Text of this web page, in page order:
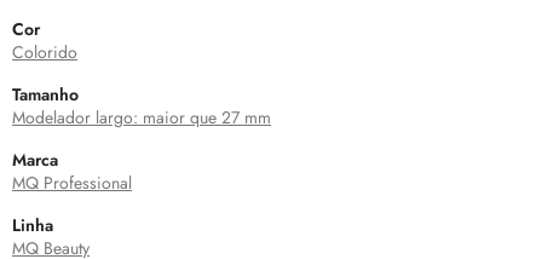
Cor
Colorido
Tamanho
Modelador largo: maior que 27 mm
Marca
MQ Professional
Linha
MQ Beauty